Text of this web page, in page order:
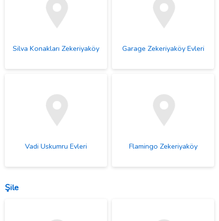
Silva Konakları Zekeriyaköy Garage Zekeriyaköy Evleri
Vadi Uskumru Evleri Flamingo Zekeriyaköy
Şile